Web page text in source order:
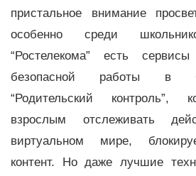
пристальное внимание
особенно среди
“Ростелекома” есть
безопасной работы в
“Родительский контроль”,
взрослым отслеживать
виртуальном мире,
контент. Но даже лучшие